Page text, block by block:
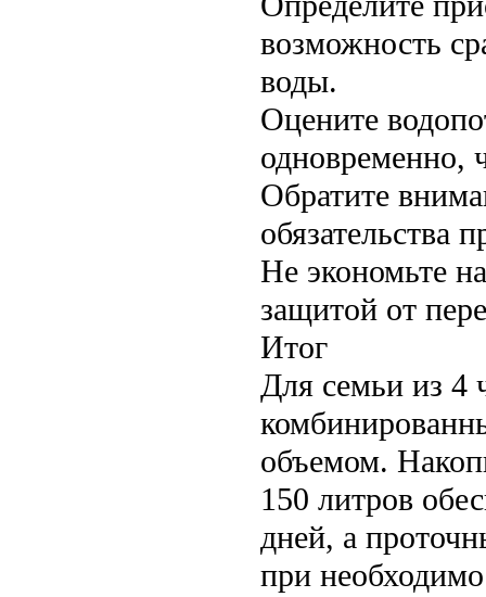
возможность
воды.
Оцените
одновременно,
Обратите
обязательства
Не экономьте
защитой от
Итог
Для семьи из 4
объемом.
150 литров
дней, а
при